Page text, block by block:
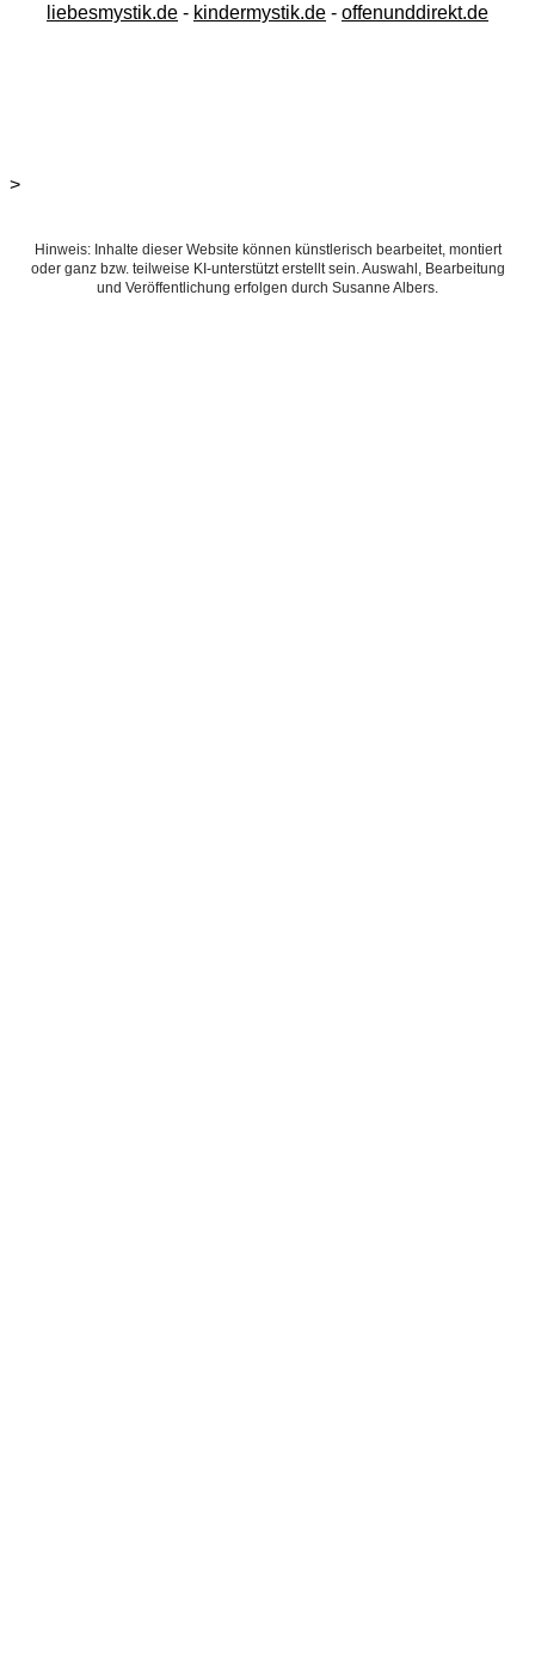
liebesmystik.de - kindermystik.de - offenunddirekt.de
>
Hinweis: Inhalte dieser Website können künstlerisch bearbeitet, montiert
oder ganz bzw. teilweise KI-unterstützt erstellt sein. Auswahl, Bearbeitung
und Veröffentlichung erfolgen durch Susanne Albers.